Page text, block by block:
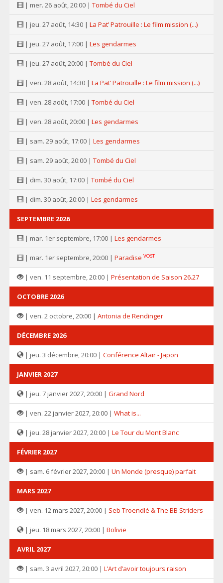
| mer. 26 août, 20:00 | Tombé du Ciel
| jeu. 27 août, 14:30 | La Pat’ Patrouille : Le film mission (...)
| jeu. 27 août, 17:00 | Les gendarmes
| jeu. 27 août, 20:00 | Tombé du Ciel
| ven. 28 août, 14:30 | La Pat’ Patrouille : Le film mission (...)
| ven. 28 août, 17:00 | Tombé du Ciel
| ven. 28 août, 20:00 | Les gendarmes
| sam. 29 août, 17:00 | Les gendarmes
| sam. 29 août, 20:00 | Tombé du Ciel
| dim. 30 août, 17:00 | Tombé du Ciel
| dim. 30 août, 20:00 | Les gendarmes
SEPTEMBRE 2026
| mar. 1er septembre, 17:00 | Les gendarmes
| mar. 1er septembre, 20:00 | Paradise VOST
| ven. 11 septembre, 20:00 | Présentation de Saison 26.27
OCTOBRE 2026
| ven. 2 octobre, 20:00 | Antonia de Rendinger
DÉCEMBRE 2026
| jeu. 3 décembre, 20:00 | Conférence Altaïr - Japon
JANVIER 2027
| jeu. 7 janvier 2027, 20:00 | Grand Nord
| ven. 22 janvier 2027, 20:00 | What is...
| jeu. 28 janvier 2027, 20:00 | Le Tour du Mont Blanc
FÉVRIER 2027
| sam. 6 février 2027, 20:00 | Un Monde (presque) parfait
MARS 2027
| ven. 12 mars 2027, 20:00 | Seb Troendlé & The BB Striders
| jeu. 18 mars 2027, 20:00 | Bolivie
AVRIL 2027
| sam. 3 avril 2027, 20:00 | L’Art d’avoir toujours raison